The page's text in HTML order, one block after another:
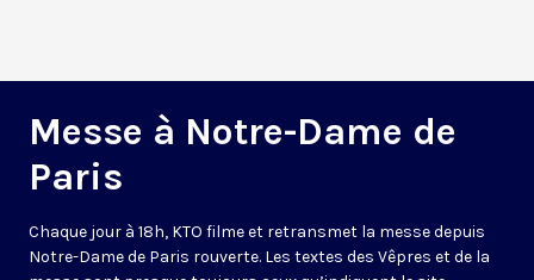
Messe à Notre-Dame de
Paris
Chaque jour à 18h, KTO filme et retransmet la messe depuis
Notre-Dame de Paris rouverte. Les textes des Vêpres et de la